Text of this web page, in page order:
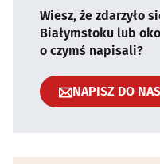
Wiesz, że zdarzyło
Białymstoku lub
o czymś napisali?
NAPISZ DO NAS